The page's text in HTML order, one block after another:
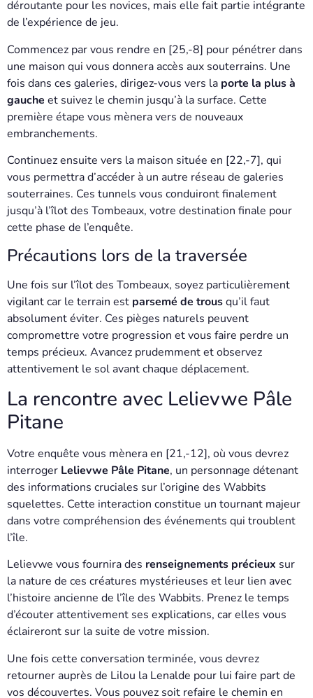
déroutante pour les novices, mais elle fait partie intégrante
de l’expérience de jeu.
Commencez par vous rendre en [25,-8] pour pénétrer dans
une maison qui vous donnera accès aux souterrains. Une
fois dans ces galeries, dirigez-vous vers la porte la plus à
gauche et suivez le chemin jusqu’à la surface. Cette
première étape vous mènera vers de nouveaux
embranchements.
Continuez ensuite vers la maison située en [22,-7], qui
vous permettra d’accéder à un autre réseau de galeries
souterraines. Ces tunnels vous conduiront finalement
jusqu’à l’îlot des Tombeaux, votre destination finale pour
cette phase de l’enquête.
Précautions lors de la traversée
Une fois sur l’îlot des Tombeaux, soyez particulièrement
vigilant car le terrain est parsemé de trousqu’il faut
absolument éviter. Ces pièges naturels peuvent
compromettre votre progression et vous faire perdre un
temps précieux. Avancez prudemment et observez
attentivement le sol avant chaque déplacement.
La rencontre avec Lelievwe Pâle
Pitane
Votre enquête vous mènera en [21,-12], où vous devrez
interroger Lelievwe Pâle Pitane, un personnage détenant
des informations cruciales sur l’origine des Wabbits
squelettes. Cette interaction constitue un tournant majeur
dans votre compréhension des événements qui troublent
l’île.
Lelievwe vous fournira des renseignements précieux sur
la nature de ces créatures mystérieuses et leur lien avec
l’histoire ancienne de l’île des Wabbits. Prenez le temps
d’écouter attentivement ses explications, car elles vous
éclaireront sur la suite de votre mission.
Une fois cette conversation terminée, vous devrez
retourner auprès de Lilou la Lenalde pour lui faire part de
vos découvertes. Vous pouvez soit refaire le chemin en